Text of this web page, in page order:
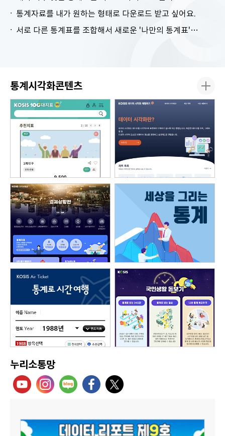
통계자료를 내가 원하는 형태로 다운로드 받고 싶어요.
서로 다른 통계표를 조합해서 새로운 '나만의 통계표'를 만들고 싶어요.
통계시각화콘텐츠
누리소통망